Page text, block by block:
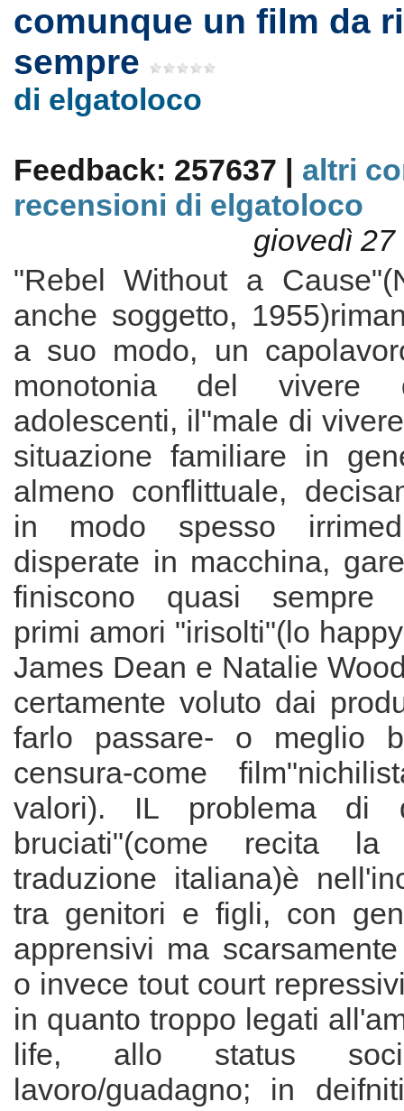
comunque un film da
sempre
di elgatoloco
Feedback: 257637 | altri
recensioni di elgatoloco
giovedì 27
"Rebel Without a
anche soggetto,
a suo modo, un
monotonia del vivere
adolescenti, il"male di
situazione familiare in
almeno conflittuale,
in modo spesso
disperate in macchina,
finiscono quasi sempre
primi amori "irisolti"(lo
James Dean e Natalie
certamente voluto dai
farlo passare- o meglio
censura-come
valori). IL problema di
bruciati"(come recita la
traduzione italiana)è
tra genitori e figli, con
apprensivi ma
o invece tout court
in quanto troppo legati
life, allo status
lavoro/guadagno; in